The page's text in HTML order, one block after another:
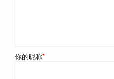
你的昵称*